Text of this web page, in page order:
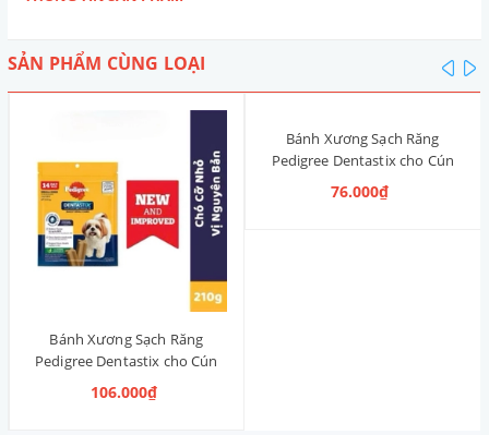
SẢN PHẨM CÙNG LOẠI
Bánh Xương Sạch Răng
Pedigree Dentastix cho Cún
vừa 210g (14 Thanh, Vị Truyền
Thống)
106.000₫
Bánh Xương Sạch Răng
Pedigree Dentastix cho Cún
nhỏ 120g (14 Thanh, Vị Truyền
Thống)
76.000₫